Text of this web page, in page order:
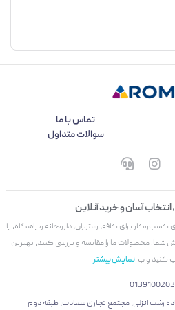
تماس با ما
سوالات متداول
انتخاب آسان و خرید آنلاین
کسب‌وکار برای کافه، رستوران، داروخانه و باشگاه، با
محصولات ما را مقایسه و بررسی کنید، بهترین
کنید و ب نمایش بیشتر